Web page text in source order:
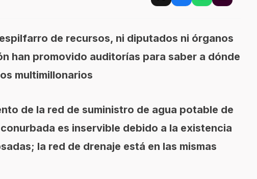
de recursos, ni diputados ni órganos
han promovido auditorías para saber a dónde
multimillonarios
de la red de suministro de agua potable de
es inservible debido a la existencia
la red de drenaje está en las mismas